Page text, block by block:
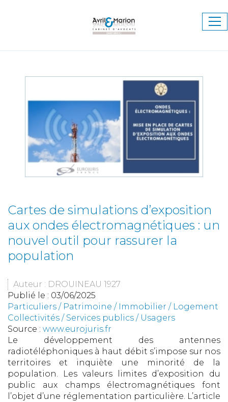
Cartes de simulations d’exposition
aux ondes électromagnétiques : un
nouvel outil pour rassurer la
population
Auteur : DROUINEAU 1927
Publié le : 03/06/2025
Particuliers / Patrimoine / Immobilier / Logement
Collectivités / Services publics / Usagers
Source : www.eurojuris.fr
Le développement des antennes
radiotéléphoniques à haut débit s’impose sur nos
territoires et inquiète une minorité de la
population. Les valeurs limites d’exposition du
public aux champs électromagnétiques font
l’objet d’une réglementation particulière. L’article